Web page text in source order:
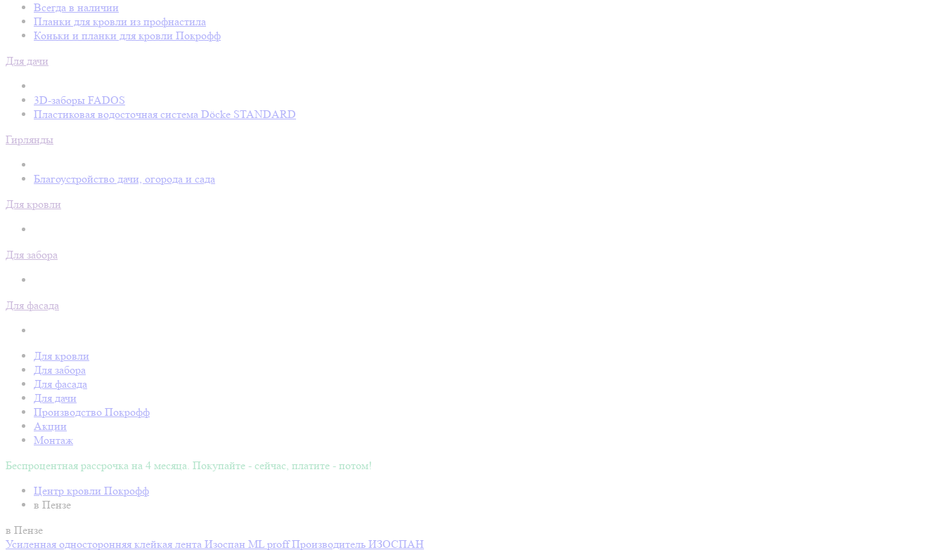
Всегда в наличии
Планки для кровли из профнастила
Коньки и планки для кровли Покрофф
Для дачи
3D-заборы FADOS
Пластиковая водосточная система Döcke STANDARD
Гирлянды
Благоустройство дачи, огорода и сада
Для кровли
Для забора
Для фасада
Для кровли
Для забора
Для фасада
Для дачи
Производство Покрофф
Акции
Монтаж
Беспроцентная рассрочка на 4 месяца. Покупайте - сейчас, платите - потом!
Центр кровли Покрофф
в Пензе
в Пензе
Усиленная односторонняя клейкая лента Изоспан ML proff Производитель ИЗОСПАН